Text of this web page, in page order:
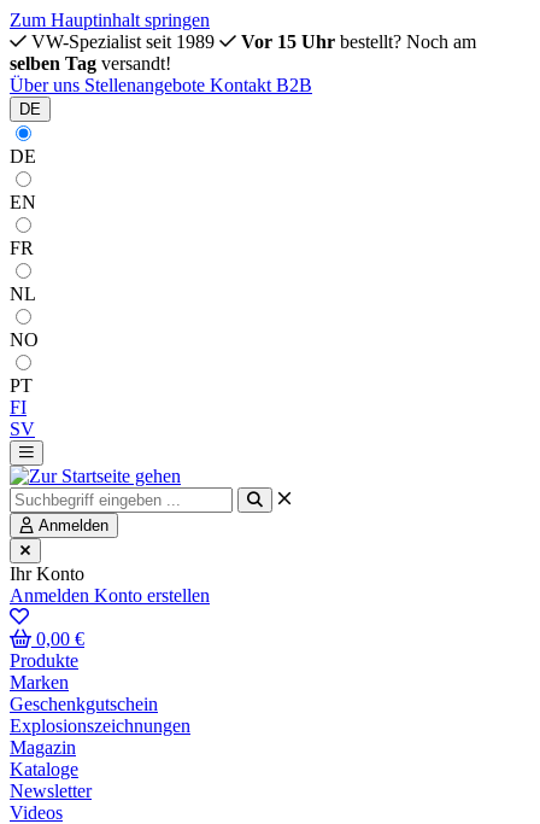
Zum Hauptinhalt springen
VW-Spezialist seit 1989
Vor 15 Uhr bestellt? Noch am
selben Tag versandt!
Über uns Stellenangebote Kontakt B2B
DE
DE
EN
FR
NL
NO
PT
FI
SV
Anmelden
Ihr Konto
Anmelden Konto erstellen
0,00 €
Produkte
Marken
Geschenkgutschein
Explosionszeichnungen
Magazin
Kataloge
Newsletter
Videos